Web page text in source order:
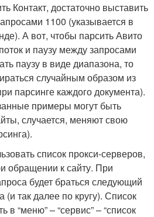
Контакт, достаточно выставить
1100 (указывается в
А вот, чтобы парсить Авито
и паузу между запросами
паузу в виде диапазона, то
случайным образом из
парсинге каждого документа).
примеры могут быть
случается, меняют свою
список прокси-серверов,
обращении к сайту. При
будет браться следующий
(и так далее по кругу). Список
в “меню” – “сервис” – “список